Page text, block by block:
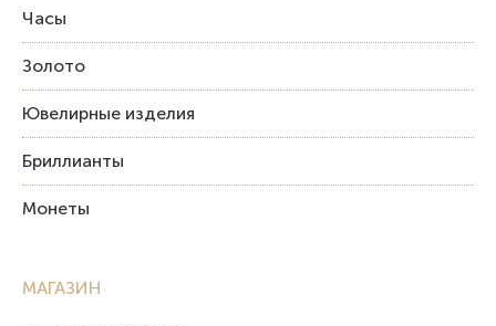
Часы
Золото
Ювелирные изделия
Бриллианты
Монеты
МАГАЗИН